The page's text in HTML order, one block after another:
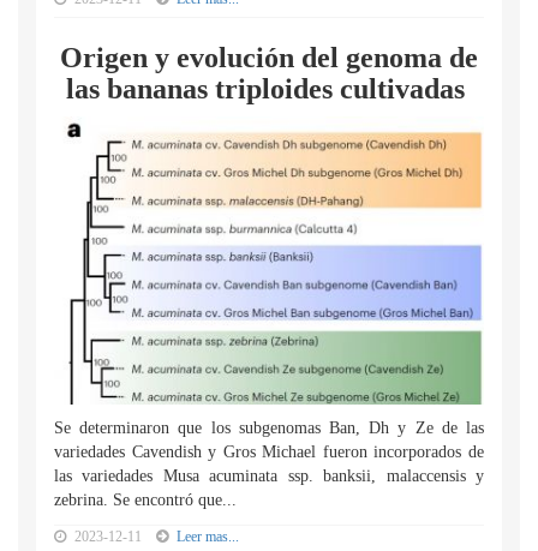
Origen y evolución del genoma de
las bananas triploides cultivadas
Se determinaron que los subgenomas Ban, Dh y Ze de las
variedades Cavendish y Gros Michael fueron incorporados de
las variedades Musa acuminata ssp. banksii, malaccensis y
zebrina. Se encontró que...
2023-12-11 Leer mas...